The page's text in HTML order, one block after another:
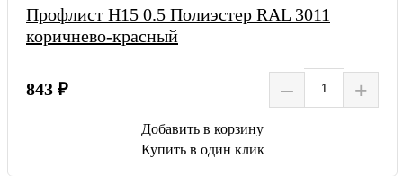
Профлист Н15 0.5 Полиэстер RAL 3011
коричнево-красный
843 ₽ – +
Добавить в корзину
Купить в один клик